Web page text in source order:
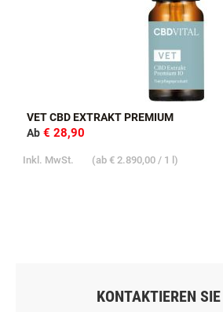
VET CBD EXTRAKT PREMIUM
Ab € 28,90
Inkl. MwSt. (ab € 2.890,00 / 1 l)
KONTAKTIEREN